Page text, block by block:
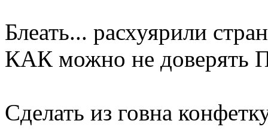
Блеать... расхуярили
КАК можно не доверять
Сделать из говна